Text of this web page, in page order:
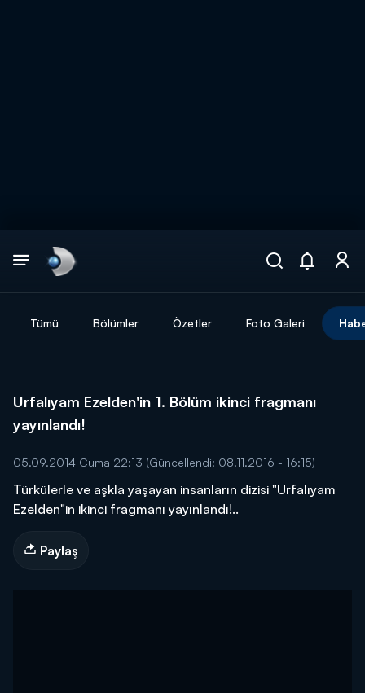
Tümü Bölümler Özetler Foto Galeri
Urfalıyam Ezelden'in 1. Bölüm ikinci fragmanı
yayınlandı!
05.09.2014 Cuma 22:13 (Güncellendi: 08.11.2016 - 16:15)
Türkülerle ve aşkla yaşayan insanların dizisi "Urfalıyam
Ezelden"in ikinci fragmanı yayınlandı!..
Paylaş